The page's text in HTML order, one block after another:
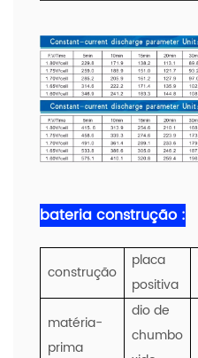
bateriaconstrução :
construção
placa
positiva
matéria-
prima
dio de
chumbo